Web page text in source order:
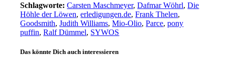
Schlagworte: Carsten Maschmeyer,Dafmar Wöhrl,Die
Höhle der Löwen,erledigungen.de,Frank Thelen,
Goodsmith,Judith Williams,Mio-Olio,Parce,pony
puffin,Ralf Dümmel, SYWOS
Das könnte Dich auch interessieren